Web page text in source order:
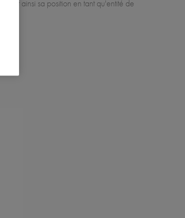
ainsi sa position en tant qu'entité de